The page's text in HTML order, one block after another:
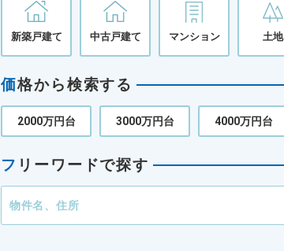
新築戸建て 中古戸建て マンション 土地
価格から検索する
2000万円台 3000万円台 4000万円台
フ リーワードで探す